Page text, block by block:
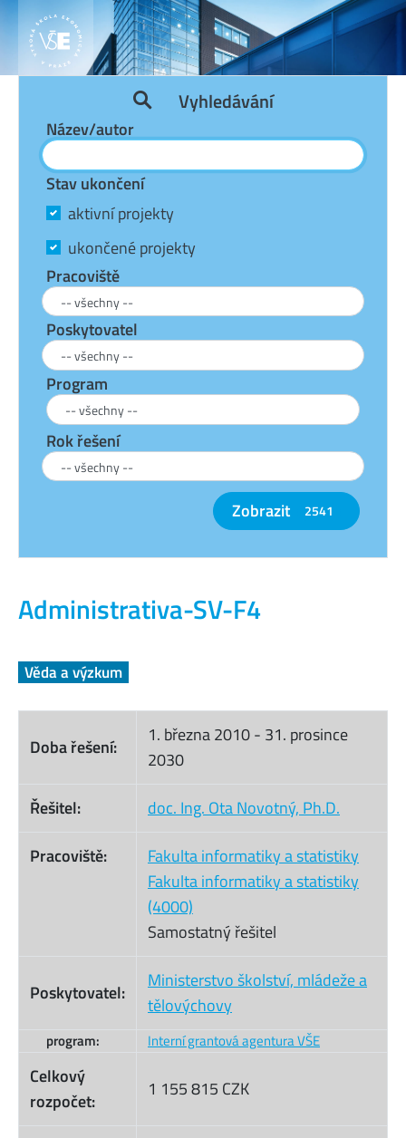
Administrativa-SV-F4
Věda a výzkum
Doba řešení:
1. března 2010- 31. prosince
2030
Řešitel:
doc. Ing. Ota Novotný, Ph.D.
Pracoviště:
Fakulta informatiky a statistiky
Fakulta informatiky a statistiky
(4000)
Samostatný řešitel
Poskytovatel:
Ministerstvo školství, mládeže a
tělovýchovy
program: Interní grantová agentura VŠE
Celkový
rozpočet:
1 155 815 CZK
Vyhledávání
Název/autor
Stav ukončení
aktivní projekty
ukončené projekty
Pracoviště
Poskytovatel
Program
Rok řešení
Zobrazit 2541